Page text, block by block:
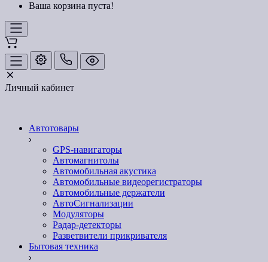
Ваша корзина пуста!
Личный кабинет
Автотовары
GPS-навигаторы
Автомагнитолы
Автомобильная акустика
Автомобильные видеорегистраторы
Автомобильные держатели
АвтоСигнализации
Модуляторы
Радар-детекторы
Разветвители прикривателя
Бытовая техника